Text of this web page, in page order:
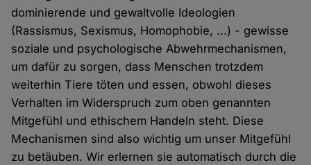
dominierende und gewaltvolle Ideologien
(Rassismus, Sexismus, Homophobie, ...) - gewisse
soziale und psychologische Abwehrmechanismen,
um dafür zu sorgen, dass Menschen trotzdem
weiterhin Tiere töten und essen, obwohl dieses
Verhalten im Widerspruch zum oben genannten
Mitgefühl und ethischem Handeln steht. Diese
Mechanismen sind also wichtig um unser Mitgefühl
zu betäuben. Wir erlernen sie automatisch durch die